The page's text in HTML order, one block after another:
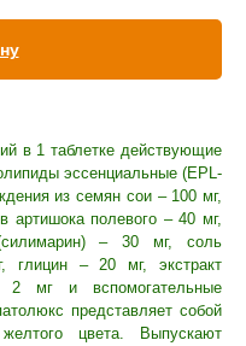
в 1 таблетке действующие
эссенциальные (EPL-
из семян сои – 100 мг,
артишока полевого – 40 мг,
(силимарин) – 30 мг, соль
глицин – 20 мг, экстракт
2 мг и вспомогательные
представляет собой
цвета. Выпускают